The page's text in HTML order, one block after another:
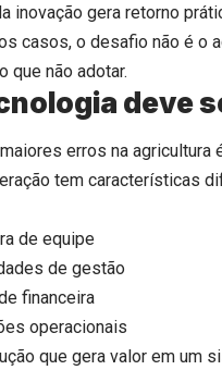
inovação gera retorno
casos, o desafio não é o
que não adotar.
deve
erros na
tem características
de equipe
de gestão
financeira
operacionais
que gera valor em um